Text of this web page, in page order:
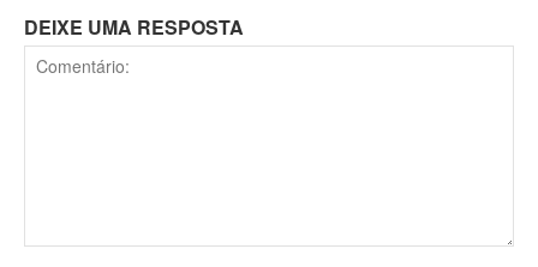
DEIXE UMA RESPOSTA